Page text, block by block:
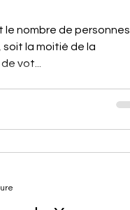
le nombre de personnes
soit la moitié de la
vot...